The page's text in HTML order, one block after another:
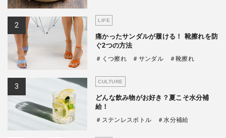
LIFE
痛かったサンダルが履ける！ 靴擦れを防
ぐ2つの方法
＃くつ擦れ ＃サンダル ＃靴擦れ
CULTURE
どんな飲み物がお好き？夏こそ水分補
給！
＃ステンレスボトル ＃水分補給